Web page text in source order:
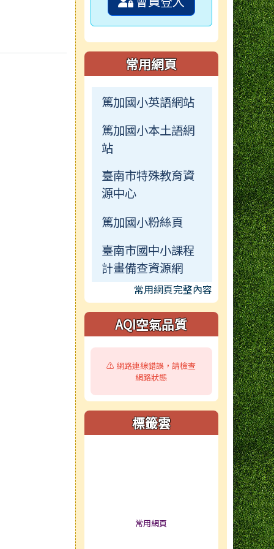
常用網頁
篤加國小英語網站
篤加國小本土語網
站
臺南市特殊教育資
源中心
篤加國小粉絲頁
臺南市國中小課程
計畫備查資源網
常用網頁完整內容
AQI空氣品質
⚠️ 網路連線錯誤，請檢查
網路狀態
標籤雲
常用網頁